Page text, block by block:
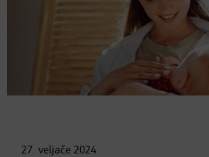
27. veljače 2024